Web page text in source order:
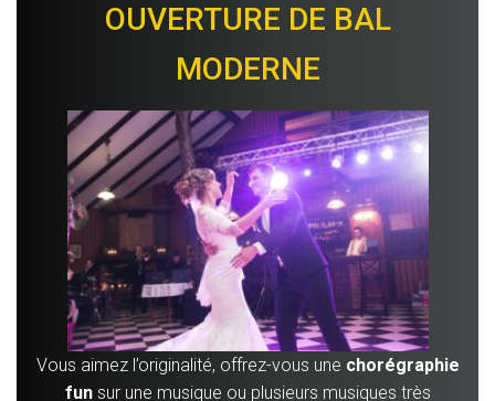
OUVERTURE DE BAL
MODERNE
Vous aimez l’originalité, offrez-vous une chorégraphie
funsur une musique ou plusieurs musiques très